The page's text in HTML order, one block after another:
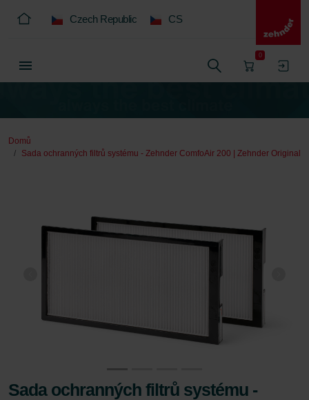
Czech Republic CS
0
Domů
Sada ochranných filtrů systému - Zehnder ComfoAir 200 | Zehnder Original
Sada ochranných filtrů systému -